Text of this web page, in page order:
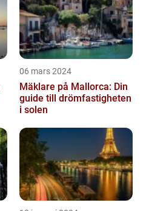
06 mars 2024
Mäklare på Mallorca: Din
guide till drömfastigheten
i solen